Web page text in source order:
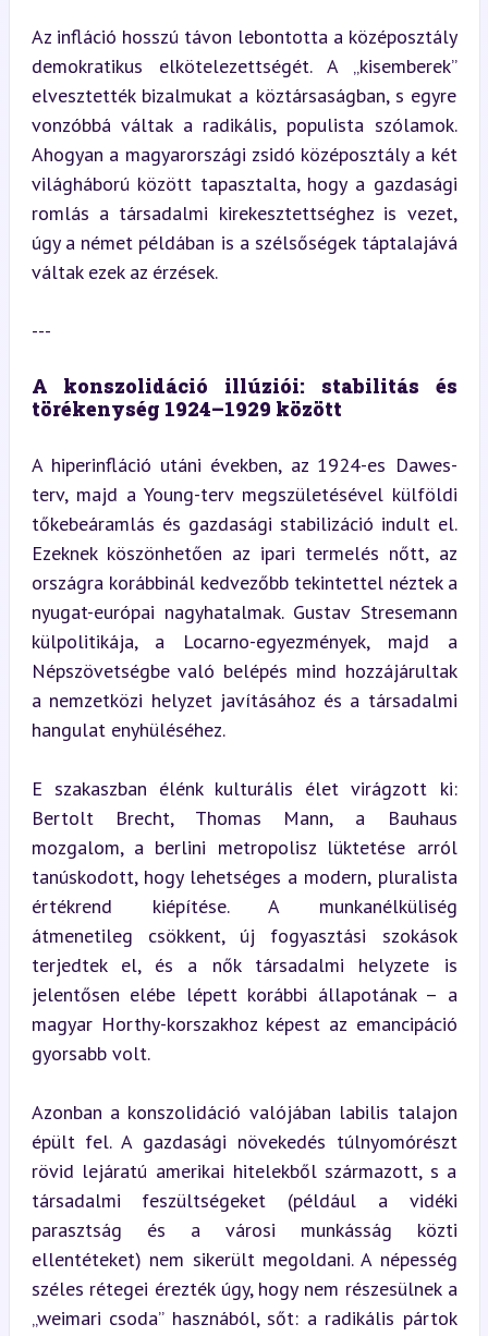
Az infláció hosszú távon lebontotta a középosztály
demokratikus elkötelezettségét. A „kisemberek”
elvesztették bizalmukat a köztársaságban, s egyre
vonzóbbá váltak a radikális, populista szólamok.
Ahogyan a magyarországi zsidó középosztály a két
világháború között tapasztalta, hogy a gazdasági
romlás a társadalmi kirekesztettséghez is vezet,
úgy a német példában is a szélsőségek táptalajává
váltak ezek az érzések.
---
A konszolidáció illúziói: stabilitás és
törékenység 1924–1929 között
A hiperinfláció utáni években, az 1924-es Dawes-
terv, majd a Young-terv megszületésével külföldi
tőkebeáramlás és gazdasági stabilizáció indult el.
Ezeknek köszönhetően az ipari termelés nőtt, az
országra korábbinál kedvezőbb tekintettel néztek a
nyugat-európai nagyhatalmak. Gustav Stresemann
külpolitikája, a Locarno-egyezmények, majd a
Népszövetségbe való belépés mind hozzájárultak
a nemzetközi helyzet javításához és a társadalmi
hangulat enyhüléséhez.
E szakaszban élénk kulturális élet virágzott ki:
Bertolt Brecht, Thomas Mann, a Bauhaus
mozgalom, a berlini metropolisz lüktetése arról
tanúskodott, hogy lehetséges a modern, pluralista
értékrend kiépítése. A munkanélküliség
átmenetileg csökkent, új fogyasztási szokások
terjedtek el, és a nők társadalmi helyzete is
jelentősen elébe lépett korábbi állapotának – a
magyar Horthy-korszakhoz képest az emancipáció
gyorsabb volt.
Azonban a konszolidáció valójában labilis talajon
épült fel. A gazdasági növekedés túlnyomórészt
rövid lejáratú amerikai hitelekből származott, s a
társadalmi feszültségeket (például a vidéki
parasztság és a városi munkásság közti
ellentéteket) nem sikerült megoldani. A népesség
széles rétegei érezték úgy, hogy nem részesülnek a
„weimari csoda” hasznából, sőt: a radikális pártok